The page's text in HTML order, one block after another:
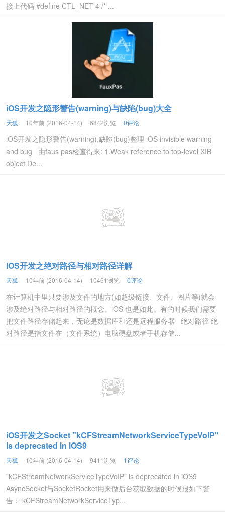
接上代码 #define CTL_NET 4 /* ...
iOS开发之隐形警告(warning)与缺陷(bug)大全
天狐 10年前 (2016-04-14) 6842浏览 0评论
iOS开发之隐形警告(warning),缺陷(bug)整理 iOS invisible warning
and bug 由faus pas检查得来: 1.Weak reference to top-level XIB
object De...
iOS开发之绝对路径与相对路径详解
天狐 10年前 (2016-04-14) 10461浏览 0评论
在计算机中里只要涉及文件的地方(如超级链接、文件、图片等)就会
涉及绝对路径与相对路径的概念。iOS 也是如此。有的时候我们需要
把文件路径存储起来，无论是数据库和还是远程服务器 绝对路径 绝
对路径是指文件在（文件系统）电脑硬盘或者手机存储...
iOS开发之Socket "kCFStreamNetworkServiceTypeVoIP"
is deprecated in iOS9
天狐 10年前 (2016-04-14) 9411浏览 1评论
"kCFStreamNetworkServiceTypeVoIP" is deprecated in iOS9
AsyncSocket与SocketRocket用来做后台获取数据的时候报如下警
告： kCFStreamNetworkServiceTyp...